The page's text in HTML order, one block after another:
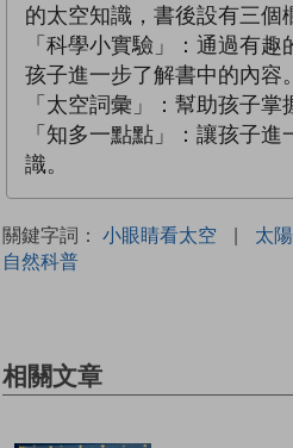
的太空知識，書後設有三個
「科學小實驗」：通過有
孩子進一步了解書中的內容。
「太空詞彙」：幫助孩子掌
「知多一點點」：讓孩子
識。
關鍵字詞： 小眼睛看太空 | 太陽
自然科普
相關文章